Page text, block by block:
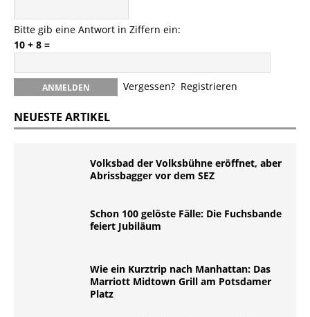
Bitte gib eine Antwort in Ziffern ein:
10 + 8 =
Vergessen? Registrieren
NEUESTE ARTIKEL
Volksbad der Volksbühne eröffnet, aber
Abrissbagger vor dem SEZ
Schon 100 gelöste Fälle: Die Fuchsbande
feiert Jubiläum
Wie ein Kurztrip nach Manhattan: Das
Marriott Midtown Grill am Potsdamer
Platz